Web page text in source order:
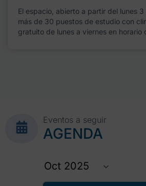
El espacio, abierto a partir del lunes
más de 30 puestos de estudio con
gratuito de lunes a viernes en horario
Eventos a seguir
AGENDA